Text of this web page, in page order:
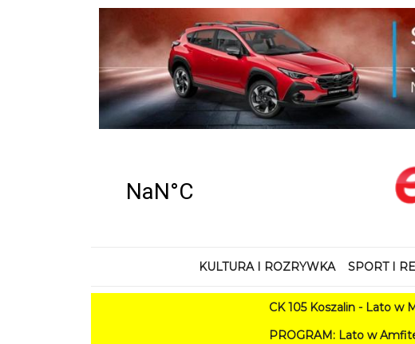
KULTURA I ROZRYWKA SPORT I
CK 105 Koszalin - Lato w Mieście
PROGRAM: Lato w Amfiteatrze